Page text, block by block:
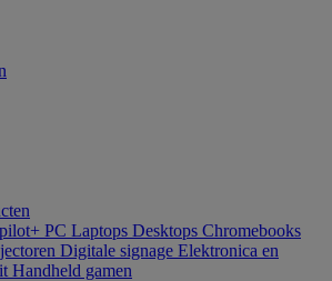
PC Laptops Desktops Chromebooks
Digitale signage Elektronica en
Handheld gamen